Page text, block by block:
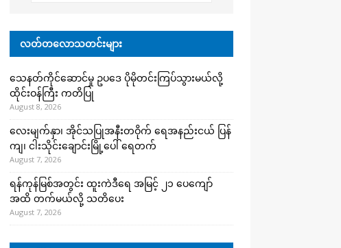
လတ်တလောသတင်းများ
သေနတ်ကိုင်ဆောင်မှု ဥပဒေ ပိုမိုတင်းကြပ်သွားမယ်လို့
ထိုင်းဝန်ကြီး ကတိပြု
August 8, 2026
လေးမျက်နှာ၊ အိုင်သပြုအနီးတဝိုက် ရေအနည်းငယ် ပြန်
ကျ၊ ငါးသိုင်းချောင်းမြို့ပေါ် ရေတက်
August 7, 2026
ရန်ကုန်မြစ်အတွင်း ထူးကဲဒီရေ အ​မြင့် ၂၁ ပေကျော်
အထိ တက်မယ်လို့ သတိပေး
August 7, 2026